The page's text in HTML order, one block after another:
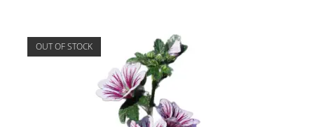
OUT OF STOCK